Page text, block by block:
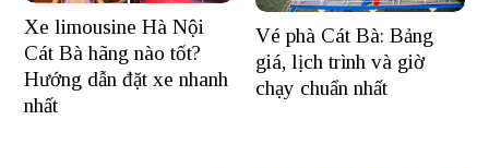
Xe limousine Hà Nội
Cát Bà hãng nào tốt?
Hướng dẫn đặt xe nhanh
nhất
Vé phà Cát Bà: Bảng
giá, lịch trình và giờ
chạy chuẩn nhất